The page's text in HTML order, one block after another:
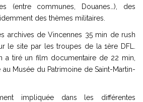
(entre communes, Douanes…), des
des thèmes militaires.
archives de Vincennes 35 min de rush
le site par les troupes de la 1ère DFL.
a tiré un film documentaire de 22 min,
Musée du Patrimoine de Saint-Martin-
impliquée dans les différentes